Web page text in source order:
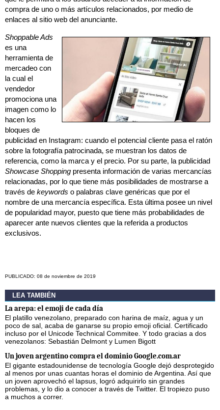
compra de uno o más artículos relacionados, por medio de
enlaces al sitio web del anunciante.
Shoppable Ads
es una
herramienta de
mercadeo con
la cual el
vendedor
promociona una
imagen como lo
hacen los
bloques de
publicidad en Instagram: cuando el potencial cliente pasa el ratón
sobre la fotografía patrocinada, se muestran los datos de
referencia, como la marca y el precio. Por su parte, la publicidad
Showcase Shopping presenta información de varias mercancías
relacionadas, por lo que tiene más posibilidades de mostrarse a
través de keywords o palabras clave genéricas que por el
nombre de una mercancía específica. Esta última posee un nivel
de popularidad mayor, puesto que tiene más probabilidades de
aparecer ante nuevos clientes que la referida a productos
exclusivos.
PUBLICADO: 08 de noviembre de 2019
LEA TAMBIÉN
La arepa: el emoji de cada día
El platillo venezolano, preparado con harina de maíz, agua y un
poco de sal, acaba de ganarse su propio emoji oficial. Certificado
incluso por el Unicode Technical Commitee. Y todo gracias a dos
venezolanos: Sebastián Delmont y Lumen Bigott
Un joven argentino compra el dominio Google.com.ar
El gigante estadounidense de tecnología Google dejó desprotegido
al menos por unas cuantas horas el dominio de Argentina. Así que
un joven aprovechó el lapsus, logró adquirirlo sin grandes
problemas, y lo dio a conocer a través de Twitter. El tropiezo puso
a muchos a correr.